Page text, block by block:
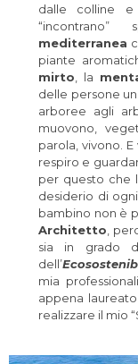
dalle colline
mediterranea
piante
mirto , la
delle persone
arboree agli
muovono,
parola, vivono.
respiro e
per questo che
desiderio di
bambino non è
Architetto ,
sia in grado
dell’
mia
appena
realizzare il mio